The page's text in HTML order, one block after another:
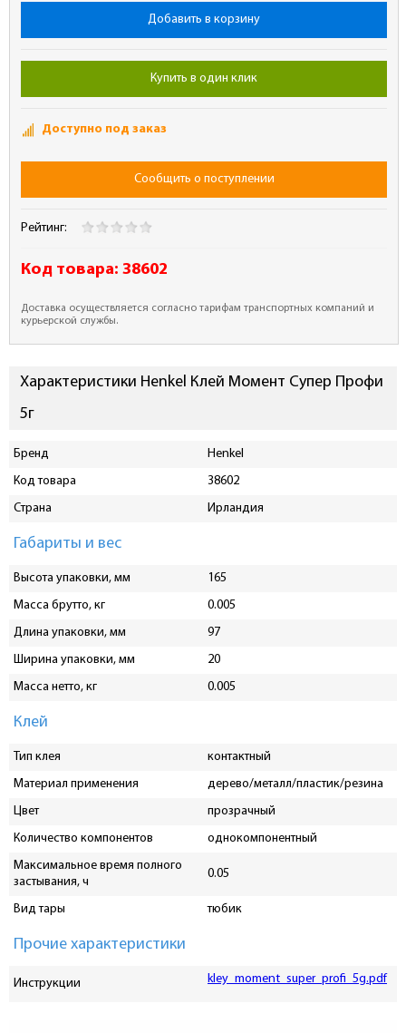
Добавить в корзину
Купить в один клик
Доступно под заказ
Сообщить о поступлении
Рейтинг:
Код товара: 38602
Доставка осуществляется согласно тарифам транспортных компаний и
курьерской службы.
Характеристики Henkel Клей Момент Супер Профи
5г
Бренд
Henkel
Код товара
38602
Страна
Ирландия
Габариты и вес
Высота упаковки, мм
165
Масса брутто, кг
0.005
Длина упаковки, мм
97
Ширина упаковки, мм
20
Масса нетто, кг
0.005
Клей
Тип клея
контактный
Материал применения
дерево/металл/пластик/резина
Цвет
прозрачный
Количество компонентов
однокомпонентный
Максимальное время полного
застывания, ч
0.05
Вид тары тюбик
Прочие характеристики
Инструкции kley_moment_super_profi_5g.pdf